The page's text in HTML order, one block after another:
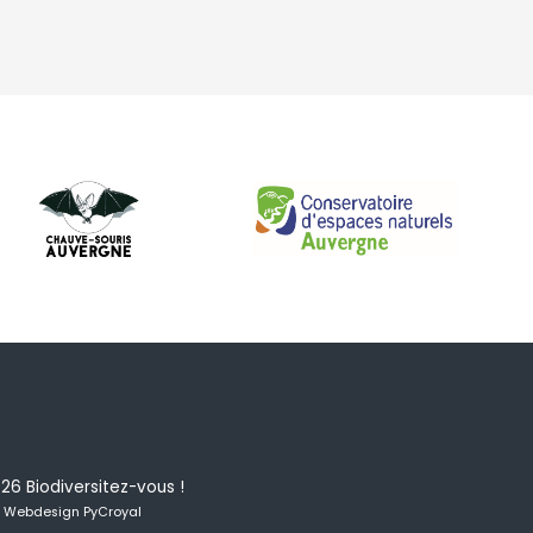
Biodiversitez-vous !
Webdesign PyCroyal